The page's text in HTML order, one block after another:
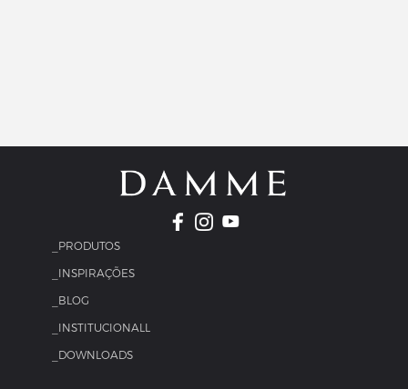
_PRODUTOS
_INSPIRAÇÕES
_BLOG
_INSTITUCIONALL
_DOWNLOADS